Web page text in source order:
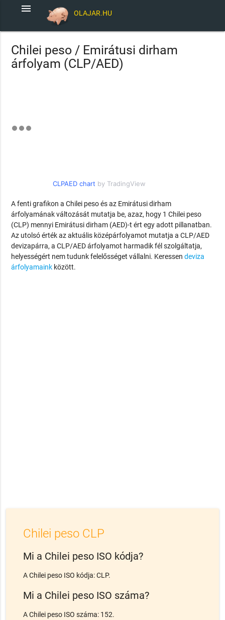
OLAJAR.HU
menu
Chilei peso / Emirátusi dirham
árfolyam (CLP/AED)
CLPAED chart by TradingView
A fenti grafikon a Chilei peso és az Emirátusi dirham
árfolyamának változását mutatja be, azaz, hogy 1 Chilei peso
(CLP) mennyi Emirátusi dirham (AED)-t ért egy adott pillanatban.
Az utolsó érték az aktuális középárfolyamot mutatja a CLP/AED
devizapárra, a CLP/AED árfolyamot harmadik fél szolgáltatja,
helyességért nem tudunk felelősséget vállalni. Keressendeviza
árfolyamaink között.
Chilei peso CLP
Mi a Chilei peso ISO kódja?
A Chilei peso ISO kódja: CLP.
Mi a Chilei peso ISO száma?
A Chilei peso ISO száma: 152.